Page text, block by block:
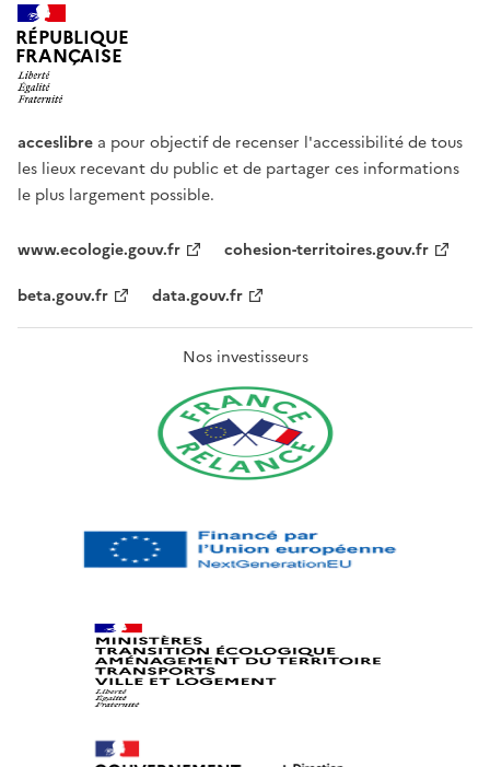
RÉPUBLIQUE
FRANÇAISE
acceslibre a pour objectif de recenser l'accessibilité de tous
les lieux recevant du public et de partager ces informations
le plus largement possible.
www.ecologie.gouv.fr
cohesion-territoires.gouv.fr
beta.gouv.fr
data.gouv.fr
Nos investisseurs